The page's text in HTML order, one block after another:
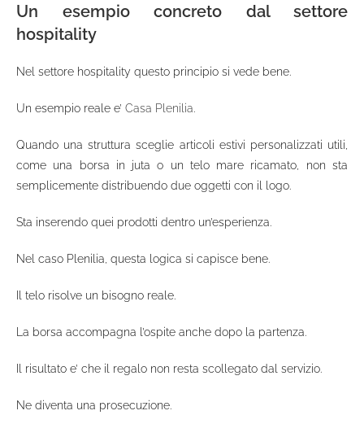
Un esempio concreto dal settore
hospitality
Nel settore hospitality questo principio si vede bene.
Un esempio reale e’ Casa Plenilia.
Quando una struttura sceglie articoli estivi personalizzati utili,
come una borsa in juta o un telo mare ricamato, non sta
semplicemente distribuendo due oggetti con il logo.
Sta inserendo quei prodotti dentro un’esperienza.
Nel caso Plenilia, questa logica si capisce bene.
Il telo risolve un bisogno reale.
La borsa accompagna l’ospite anche dopo la partenza.
Il risultato e’ che il regalo non resta scollegato dal servizio.
Ne diventa una prosecuzione.